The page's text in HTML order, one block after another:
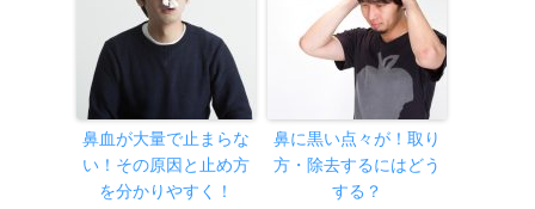
鼻血が大量で止まらな
い！その原因と止め方
を分かりやすく！
鼻に黒い点々が！取り
方・除去するにはどう
する？